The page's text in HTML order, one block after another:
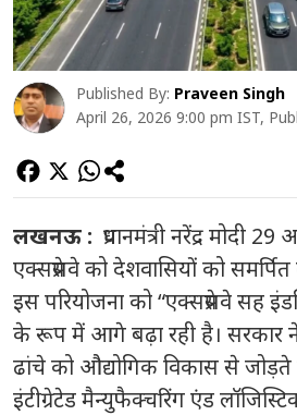
Published By: Praveen Singh
April 26, 2026 9:00 pm IST,
लखनऊ : प्रधानमंत्री नरेंद्र मोदी
एक्सप्रेसवे को देशवासियों को
इस परियोजना को “एक्सप्रेसवे सह
के रूप में आगे बढ़ा रही है। सरकार ने
ढांचे को औद्योगिक विकास से जोड़ते
इंटीग्रेटेड मैन्युफैक्चरिंग एंड